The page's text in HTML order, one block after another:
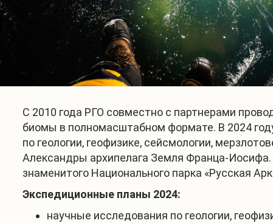
С 2010 года РГО совместно с партнерами
биомы в полномасштабном формате. В 2024
по геологии, геофизике, сейсмологии,
Александры архипелага Земля Франца-
знаменитого Национального парка «Русская
Экспедиционные планы 2024:
научные исследования по геологии,